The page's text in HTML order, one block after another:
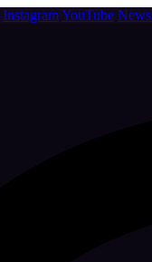
InstagramYouTube